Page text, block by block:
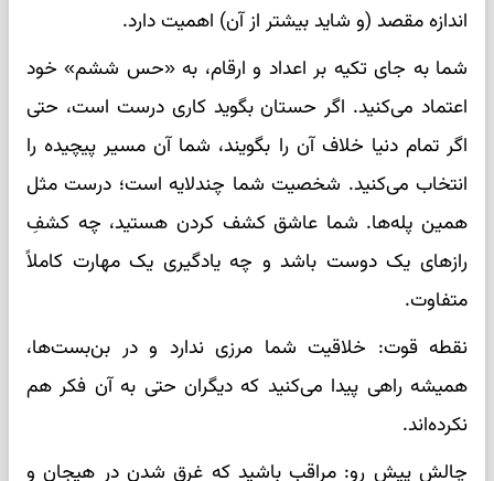
اندازه مقصد (و شاید بیشتر از آن) اهمیت دارد.
شما به جای تکیه بر اعداد و ارقام، به «حس ششم» خود
اعتماد می‌کنید. اگر حستان بگوید کاری درست است، حتی
اگر تمام دنیا خلاف آن را بگویند، شما آن مسیر پیچیده را
انتخاب می‌کنید. شخصیت شما چندلایه است؛ درست مثل
همین پله‌ها. شما عاشق کشف کردن هستید، چه کشفِ
رازهای یک دوست باشد و چه یادگیری یک مهارت کاملاً
متفاوت.
نقطه قوت: خلاقیت شما مرزی ندارد و در بن‌بست‌ها،
همیشه راهی پیدا می‌کنید که دیگران حتی به آن فکر هم
نکرده‌اند.
چالش پیش رو: مراقب باشید که غرق شدن در هیجان و